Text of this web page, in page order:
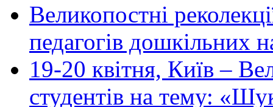
Великопостні
педагогів дошкільних
19-20 квітня, Київ –
студентів на тему: